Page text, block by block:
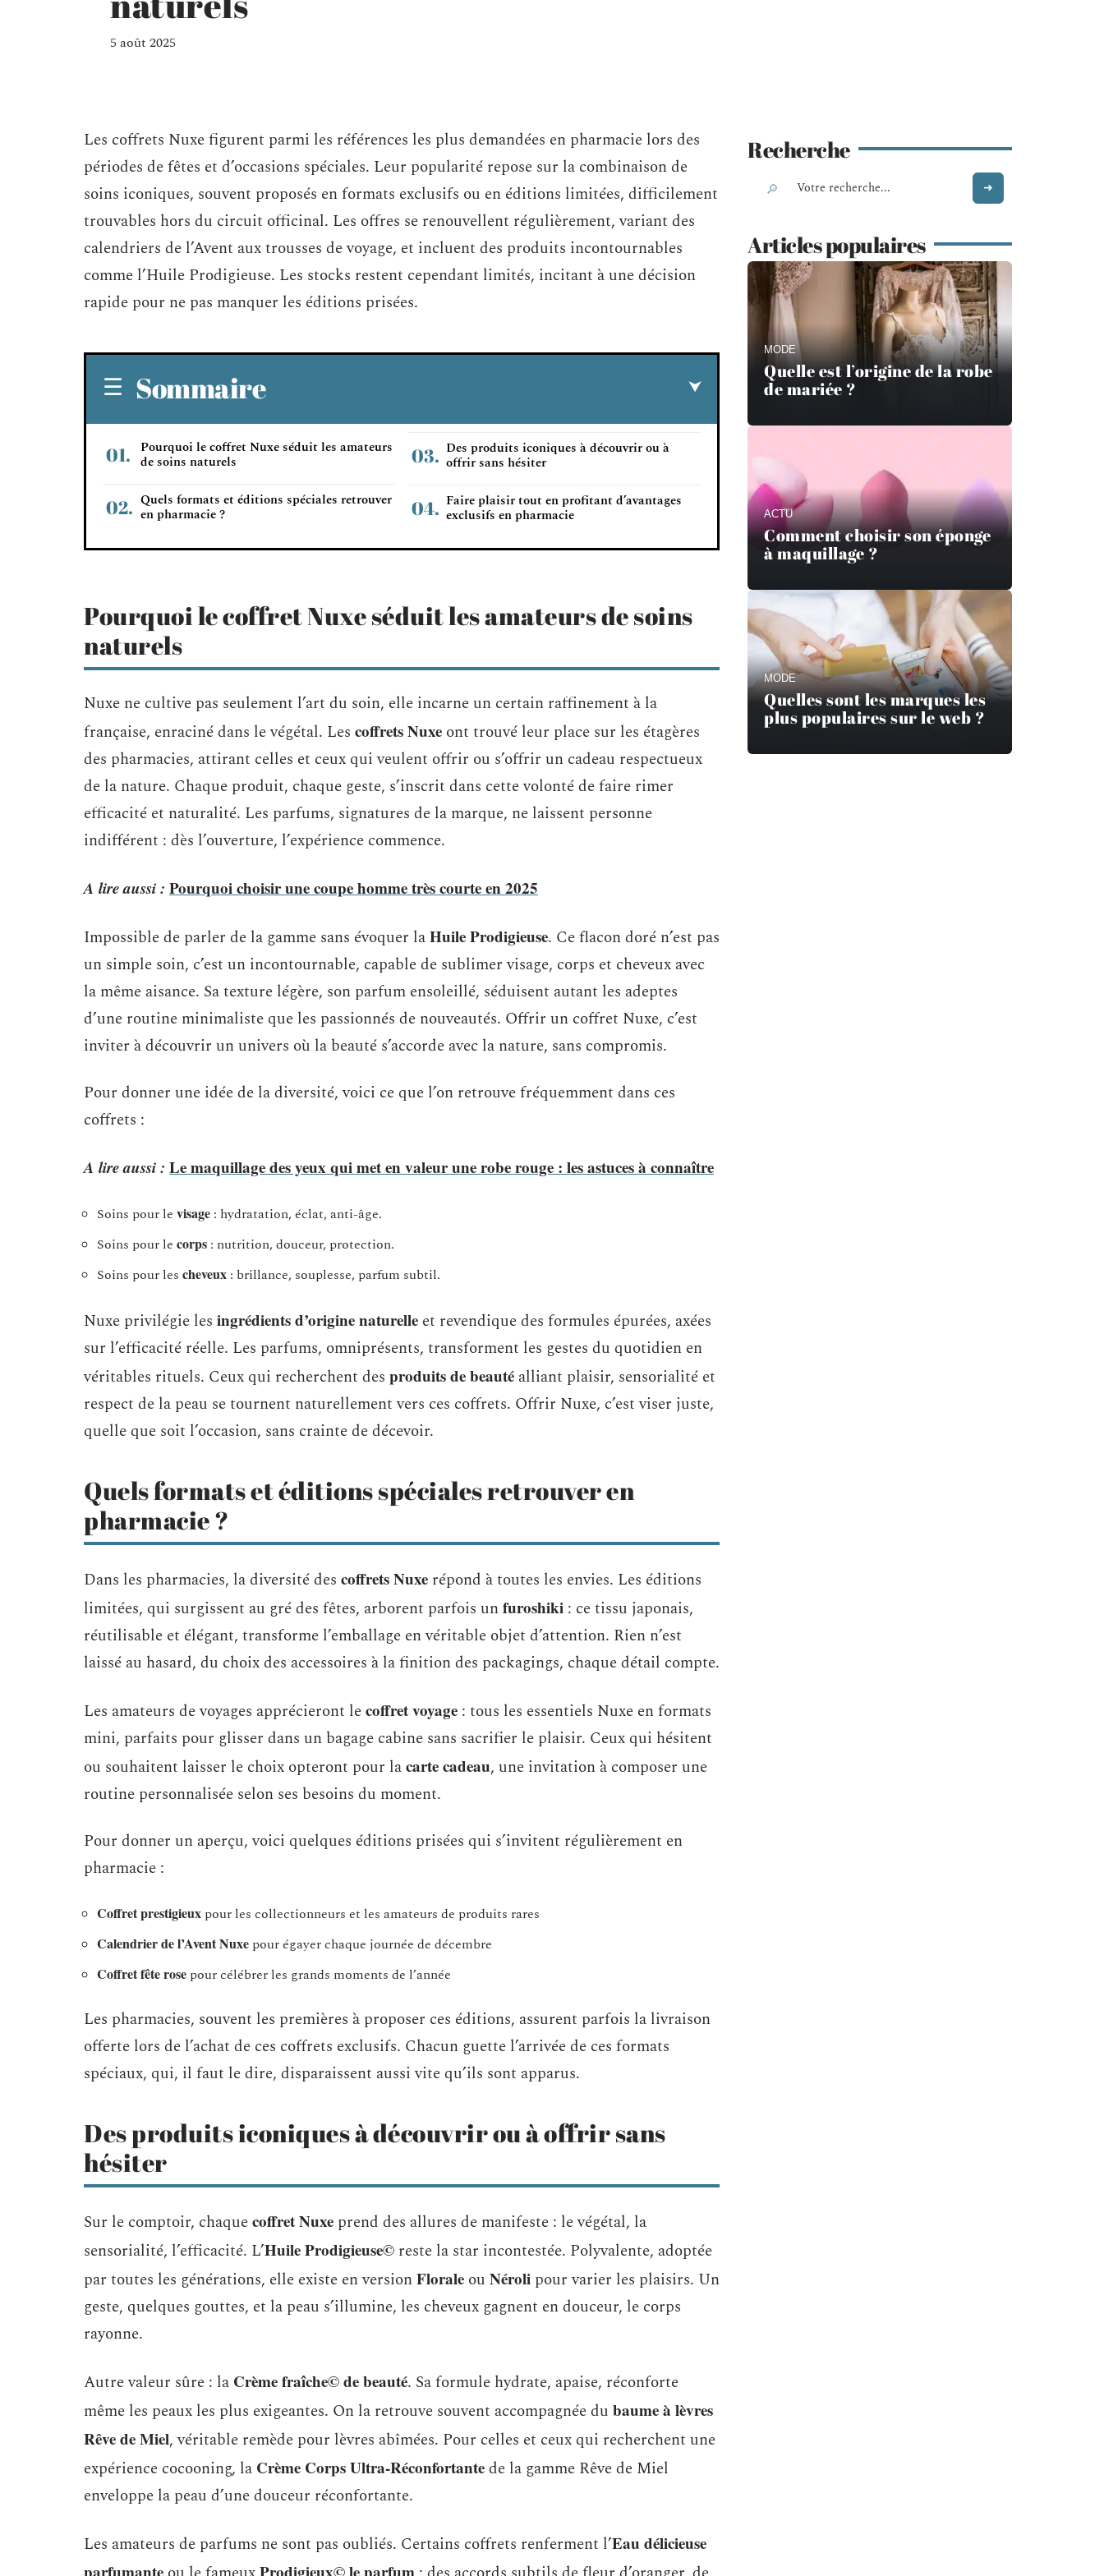
5 août 2025
Les coffrets Nuxe figurent parmi les références les plus demandées en pharmacie lors des
périodes de fêtes et d’occasions spéciales. Leur popularité repose sur la combinaison de
soins iconiques, souvent proposés en formats exclusifs ou en éditions limitées, difficilement
trouvables hors du circuit officinal. Les offres se renouvellent régulièrement, variant des
calendriers de l’Avent aux trousses de voyage, et incluent des produits incontournables
comme l’Huile Prodigieuse. Les stocks restent cependant limités, incitant à une décision
rapide pour ne pas manquer les éditions prisées.
Sommaire
Pourquoi le coffret Nuxe séduit les amateurs
de soins naturels
Quels formats et éditions spéciales retrouver
en pharmacie ?
Des produits iconiques à découvrir ou à
offrir sans hésiter
Faire plaisir tout en profitant d’avantages
exclusifs en pharmacie
Pourquoi le coffret Nuxe séduit les amateurs de soins
naturels
Nuxe ne cultive pas seulement l’art du soin, elle incarne un certain raffinement à la
française, enraciné dans le végétal. Les coffrets Nuxe ont trouvé leur place sur les étagères
des pharmacies, attirant celles et ceux qui veulent offrir ou s’offrir un cadeau respectueux
de la nature. Chaque produit, chaque geste, s’inscrit dans cette volonté de faire rimer
efficacité et naturalité. Les parfums, signatures de la marque, ne laissent personne
indifférent : dès l’ouverture, l’expérience commence.
A lire aussi : Pourquoi choisir une coupe homme très courte en 2025
Impossible de parler de la gamme sans évoquer laHuile Prodigieuse. Ce flacon doré n’est pas
un simple soin, c’est un incontournable, capable de sublimer visage, corps et cheveux avec
la même aisance. Sa texture légère, son parfum ensoleillé, séduisent autant les adeptes
d’une routine minimaliste que les passionnés de nouveautés. Offrir un coffret Nuxe, c’est
inviter à découvrir un univers où la beauté s’accorde avec la nature, sans compromis.
Pour donner une idée de la diversité, voici ce que l’on retrouve fréquemment dans ces
coffrets :
A lire aussi : Le maquillage des yeux qui met en valeur une robe rouge : les astuces à connaître
Soins pour le visage : hydratation, éclat, anti-âge.
Soins pour le corps : nutrition, douceur, protection.
Soins pour les cheveux : brillance, souplesse, parfum subtil.
Nuxe privilégie les ingrédients d’origine naturelle et revendique des formules épurées, axées
sur l’efficacité réelle. Les parfums, omniprésents, transforment les gestes du quotidien en
véritables rituels. Ceux qui recherchent des produits de beauté alliant plaisir, sensorialité et
respect de la peau se tournent naturellement vers ces coffrets. Offrir Nuxe, c’est viser juste,
quelle que soit l’occasion, sans crainte de décevoir.
Quels formats et éditions spéciales retrouver en
pharmacie ?
Dans les pharmacies, la diversité des coffrets Nuxe répond à toutes les envies. Les éditions
limitées, qui surgissent au gré des fêtes, arborent parfois unfuroshiki : ce tissu japonais,
réutilisable et élégant, transforme l’emballage en véritable objet d’attention. Rien n’est
laissé au hasard, du choix des accessoires à la finition des packagings, chaque détail compte.
Les amateurs de voyages apprécieront lecoffret voyage : tous les essentiels Nuxe en formats
mini, parfaits pour glisser dans un bagage cabine sans sacrifier le plaisir. Ceux qui hésitent
ou souhaitent laisser le choix opteront pour lacarte cadeau, une invitation à composer une
routine personnalisée selon ses besoins du moment.
Pour donner un aperçu, voici quelques éditions prisées qui s’invitent régulièrement en
pharmacie :
Coffret prestigieux pour les collectionneurs et les amateurs de produits rares
Calendrier de l’Avent Nuxe pour égayer chaque journée de décembre
Coffret fête rose pour célébrer les grands moments de l’année
Les pharmacies, souvent les premières à proposer ces éditions, assurent parfois la livraison
offerte lors de l’achat de ces coffrets exclusifs. Chacun guette l’arrivée de ces formats
spéciaux, qui, il faut le dire, disparaissent aussi vite qu’ils sont apparus.
Des produits iconiques à découvrir ou à offrir sans
hésiter
Sur le comptoir, chaquecoffret Nuxe prend des allures de manifeste : le végétal, la
sensorialité, l’efficacité. L’Huile Prodigieuse© reste la star incontestée. Polyvalente, adoptée
par toutes les générations, elle existe en versionFlorale ou Néroli pour varier les plaisirs. Un
geste, quelques gouttes, et la peau s’illumine, les cheveux gagnent en douceur, le corps
rayonne.
Autre valeur sûre : la Crème fraîche© de beauté. Sa formule hydrate, apaise, réconforte
même les peaux les plus exigeantes. On la retrouve souvent accompagnée du baume à lèvres
Rêve de Miel, véritable remède pour lèvres abîmées. Pour celles et ceux qui recherchent une
expérience cocooning, la Crème Corps Ultra-Réconfortantede la gamme Rêve de Miel
enveloppe la peau d’une douceur réconfortante.
Les amateurs de parfums ne sont pas oubliés. Certains coffrets renferment l’Eau délicieuse
parfumante
Prodigieux© le parfum
Recherche
Articles populaires
MODE
Quelle est l’origine de la robe
de mariée ?
ACTU
Comment choisir son éponge
à maquillage ?
MODE
Quelles sont les marques les
plus populaires sur le web ?